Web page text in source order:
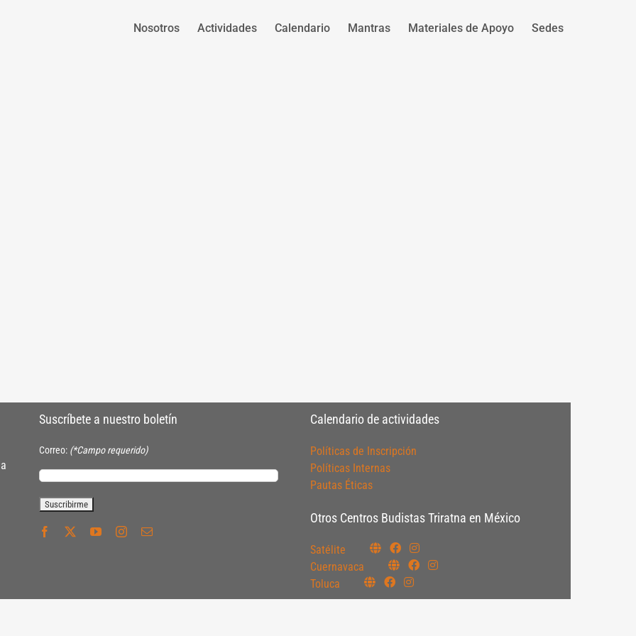
Nosotros Actividades Calendario Mantras Materiales de Apoyo Sedes
Suscríbete a nuestro boletín
Correo: (*Campo requerido)
Calendario de actividades
Políticas de Inscripción
Políticas Internas
Pautas Éticas
Otros Centros Budistas Triratna en México
Satélite
Cuernavaca
Toluca